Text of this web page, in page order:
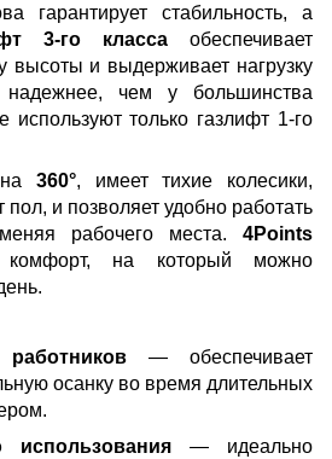
гарантирует стабильность, а
3-го класса обеспечивает
высоты и выдерживает нагрузку
чем у большинства
используют только газлифт 1-го
360°, имеет тихие колесики,
и позволяет удобно работать
рабочего места. 4Points
на который можно
— обеспечивает
осанку во время длительных
— идеально